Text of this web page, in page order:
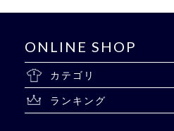
ONLINE SHOP
カテゴリ
ランキング